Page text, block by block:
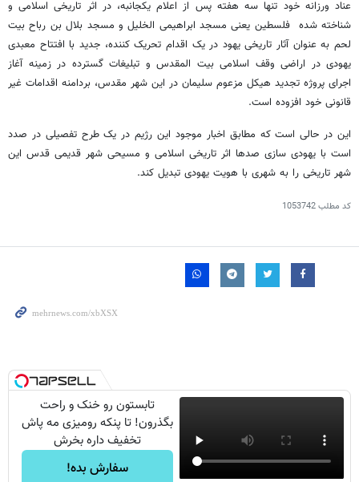
عناد ورزانه خود تنها سه هفته پس از اعلام یکجانبه، در اثر تاریخی اسلامی و
شناخته شده فلسطین یعنی مسجد ابراهیمی الخلیل و مسجد بلال بن رباح بیت
لحم به عنوان آثار تاریخی یهود در یک اقدام تحریک کننده، جدید با افتتاح معبدی
یهودی در اراضی وقف اسلامی بیت المقدس و تبلیغات گسترده در زمینه آغاز
اجرای پروژه تجدید هیکل مزعوم سلیمان در این شهر مقدس، بردامنه اقدامات غیر
قانونی خود افزوده است.
این در حالی است که مطابق اخبار موجود این رژیم در یک طرح تفصیلی در صدد
است با یهودی سازی صدها اثر تاریخی اسلامی و مسیحی شهر قدیمی قدس این
شهر تاریخی را به شهری با هویت یهودی تبدیل کند.
کد مطلب1053742
تابستون رو خنک و راحت
بگذرون! تا پنکه رومیزی مه پاش
تخفیف داره بخرش
سفارش بده!